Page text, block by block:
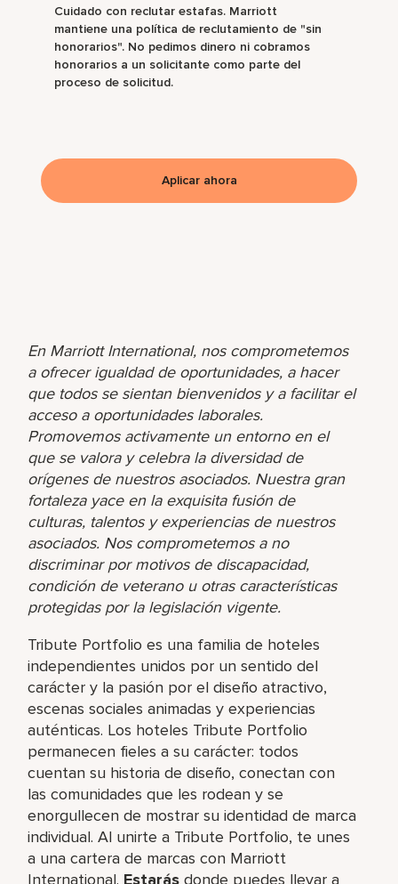
En Marriott International, nos comprometemos
a ofrecer igualdad de oportunidades, a hacer
que todos se sientan bienvenidos y a facilitar el
acceso a oportunidades laborales.
Promovemos activamente un entorno en el
que se valora y celebra la diversidad de
orígenes de nuestros asociados. Nuestra gran
fortaleza yace en la exquisita fusión de
culturas, talentos y experiencias de nuestros
asociados. Nos comprometemos a no
discriminar por motivos de discapacidad,
condición de veterano u otras características
protegidas por la legislación vigente.
Tribute Portfolio es una familia de hoteles
independientes unidos por un sentido del
carácter y la pasión por el diseño atractivo,
escenas sociales animadas y experiencias
auténticas. Los hoteles Tribute Portfolio
permanecen fieles a su carácter: todos
cuentan su historia de diseño, conectan con
las comunidades que les rodean y se
enorgullecen de mostrar su identidad de marca
individual. Al unirte a Tribute Portfolio, te unes
a una cartera de marcas con Marriott
International. Estarás donde puedes llevar a
Cuidado con reclutar estafas. Marriott
mantiene una política de reclutamiento de "sin
honorarios". No pedimos dinero ni cobramos
honorarios a un solicitante como parte del
proceso de solicitud.
Aplicar ahora